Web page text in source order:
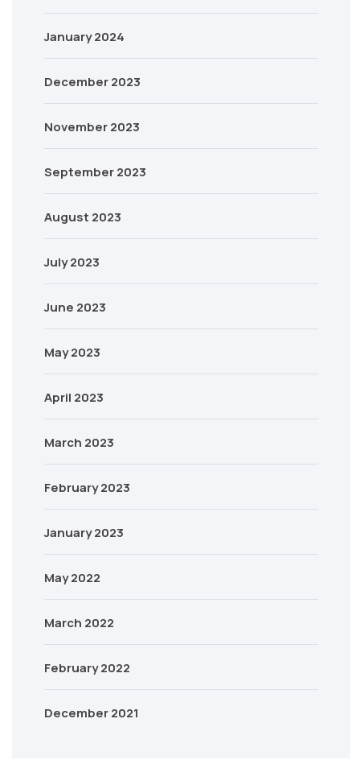
January 2024
December 2023
November 2023
September 2023
August 2023
July 2023
June 2023
May 2023
April 2023
March 2023
February 2023
January 2023
May 2022
March 2022
February 2022
December 2021